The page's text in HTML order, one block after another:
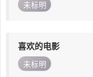
未标明
喜欢的电影
未标明